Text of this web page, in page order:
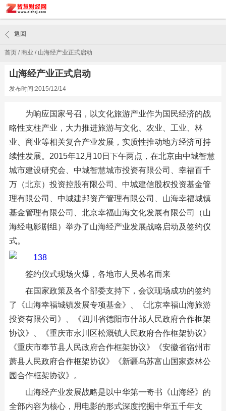
首页/商业 / 山海经产业正式启动
返回
山海经产业正式启动
发布时间:2015/12/14
为响应国家号召，以文化旅游产业作为国民经济的战
略性支柱产业，大力推进旅游与文化、农业、工业、林
业、商业等相关复合产业发展，实质性推动地方经济可持
续性发展。2015年12月10日下午两点，在北京由中城智慧
城市建设研究会、中城智慧城市投资有限公司、幸福百千
万（北京）投资控股有限公司、中城建信股权投资基金管
理有限公司、中城建邦资产管理有限公司、山海幸福城镇
基金管理有限公司、北京幸福山海文化发展有限公司（山
海经电影剧组）举办了山海经产业发展战略启动及签约仪
式。
签约仪式现场火爆，各地市人员慕名而来
在国家政策及各个部委支持下，会议现场成功的签约
了《山海幸福城镇发展专项基金》、《北京幸福山海旅游
投资有限公司》、《四川省德阳市什邡人民政府合作框架
协议》、《重庆市永川区松溉镇人民政府合作框架协议》
《重庆市奉节县人民政府合作框架协议》《安徽省宿州市
萧县人民政府合作框架协议》《新疆乌苏富山国家森林公
园合作框架协议》。
山海经产业发展战略是以中华第一奇书《山海经》的
全部内容为核心，用电影的形式深度挖掘中华五千年文